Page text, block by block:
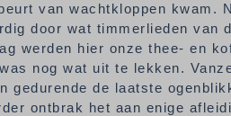
van wachtkloppen kwam.
door wat timmerlieden van
werden hier onze thee- en
nog wat uit te lekken.
gedurende de laatste
ontbrak het aan enige